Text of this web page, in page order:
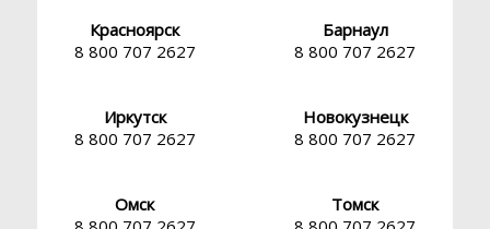
Красноярск
8 800 707 2627
Барнаул
8 800 707 2627
Иркутск
8 800 707 2627
Новокузнецк
8 800 707 2627
Омск
Томск